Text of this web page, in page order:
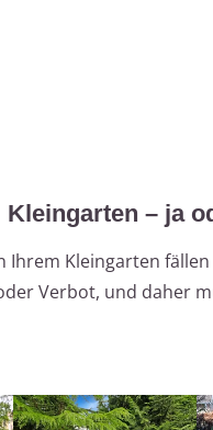
– ja
Ihrem Kleingarten
Verbot, und daher